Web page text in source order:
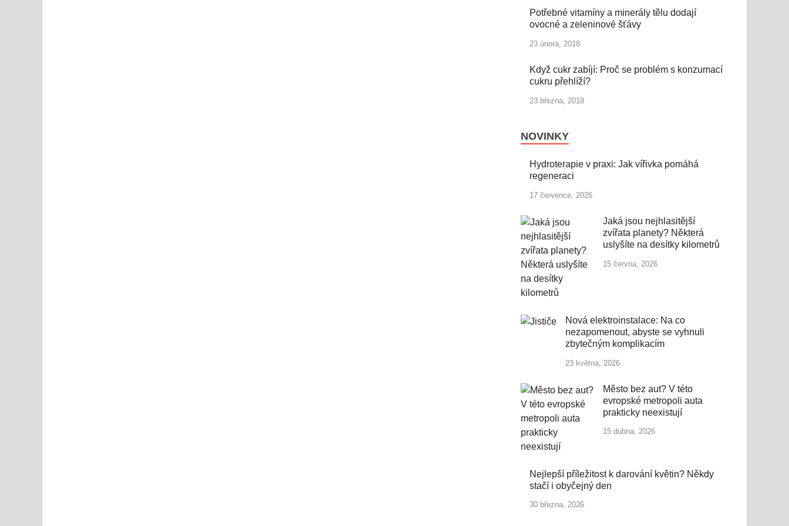
Potřebné vitamíny a minerály tělu dodají
ovocné a zeleninové šťávy
23 února, 2018
Když cukr zabíjí: Proč se problém s konzumací
cukru přehlíží?
23 března, 2018
NOVINKY
Hydroterapie v praxi: Jak vířivka pomáhá
regeneraci
17 července, 2026
Jaká jsou nejhlasitější
zvířata planety? Některá
uslyšíte na desítky kilometrů
15 června, 2026
Nová elektroinstalace: Na co
nezapomenout, abyste se vyhnuli
zbytečným komplikacím
23 května, 2026
Město bez aut? V této
evropské metropoli auta
prakticky neexistují
15 dubna, 2026
Nejlepší příležitost k darování květin? Někdy
stačí i obyčejný den
30 března, 2026